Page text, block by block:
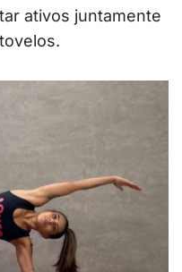
ativos juntamente